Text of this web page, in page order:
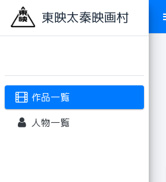
東映太秦映画村
作品一覧
人物一覧